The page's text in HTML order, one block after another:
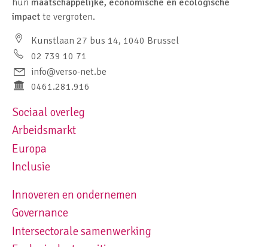
hun maatschappelijke, economische en ecologische
impact te vergroten.
Kunstlaan 27 bus 14, 1040 Brussel
02 739 10 71
info@verso-net.be
0461.281.916
Footer navigation left
Sociaal overleg
Arbeidsmarkt
Europa
Inclusie
Footer navigation right
Innoveren en ondernemen
Governance
Intersectorale samenwerking